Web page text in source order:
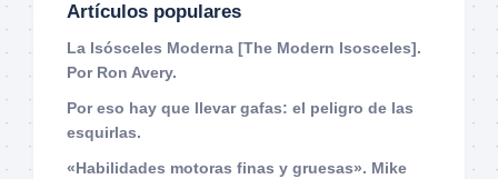
Artículos populares
La Isósceles Moderna [The Modern Isosceles].
Por Ron Avery.
Por eso hay que llevar gafas: el peligro de las
esquirlas.
«Habilidades motoras finas y gruesas». Mike